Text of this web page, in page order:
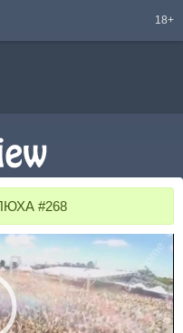
18+
#268